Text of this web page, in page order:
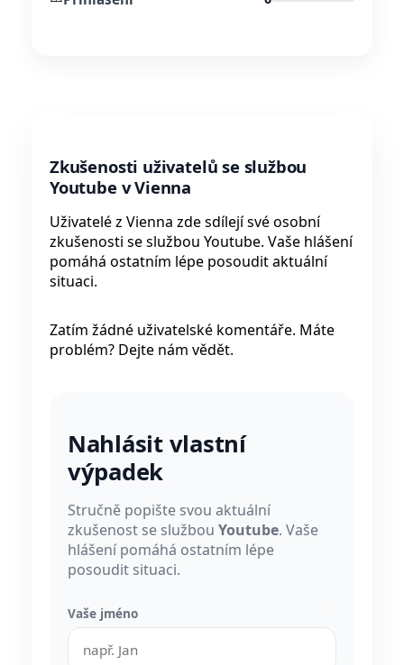
Zkušenosti uživatelů se službou
Youtube v Vienna
Uživatelé z Vienna zde sdílejí své osobní
zkušenosti se službou Youtube. Vaše hlášení
pomáhá ostatním lépe posoudit aktuální
situaci.
Zatím žádné uživatelské komentáře. Máte
problém? Dejte nám vědět.
Nahlásit vlastní
výpadek
Stručně popište svou aktuální
zkušenost se službou Youtube. Vaše
hlášení pomáhá ostatním lépe
posoudit situaci.
Vaše jméno